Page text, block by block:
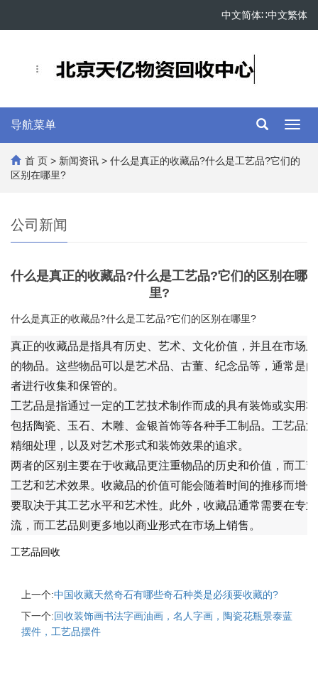
中文繁体
∷
中文简体
导航菜单
首 页 > 新闻资讯 > 什么是真正的收藏品?什么是工艺品?它们的
区别在哪里?
公司新闻
什么是真正的收藏品?什么是工艺品?它们的区别在哪
里?
什么是真正的收藏品?什么是工艺品?它们的区别在哪里?
真正的收藏品是指具有历史、艺术、文化价值，并且在市场
的物品。这些物品可以是艺术品、古董、纪念品等，通常是
者进行收集和保管的。
工艺品是指通过一定的工艺技术制作而成的具有装饰或实用
包括陶瓷、玉石、木雕、金银首饰等各种手工制品。工艺品
精细处理，以及对艺术形式和装饰效果的追求。
两者的区别主要在于收藏品更注重物品的历史和价值，而工
工艺和艺术效果。收藏品的价值可能会随着时间的推移而增
要取决于其工艺水平和艺术性。此外，收藏品通常需要在专
流，而工艺品则更多地以商业形式在市场上销售。
工艺品回收
上一个:中国收藏天然奇石有哪些奇石种类是必须要收藏的?
下一个:回收装饰画书法字画油画，名人字画，陶瓷花瓶景泰蓝
摆件，工艺品摆件